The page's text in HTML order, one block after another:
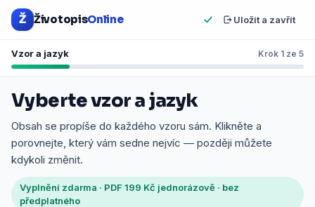
Ž ŽivotopisOnline Uložit a zavřít
Vzor a jazyk Krok 1 ze 5
Vyberte vzor a jazyk
Obsah se propíše do každého vzoru sám. Klikněte a
porovnejte, který vám sedne nejvíc — později můžete
kdykoli změnit.
Vyplnění zdarma · PDF 199 Kč jednorázově · bez
předplatného